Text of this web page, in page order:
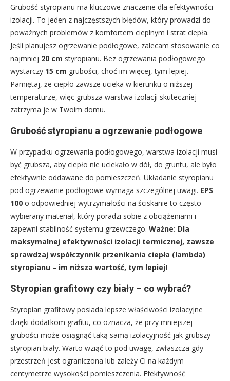
Grubość styropianu ma kluczowe znaczenie dla efektywności
izolacji. To jeden z najczęstszych błędów, który prowadzi do
poważnych problemów z komfortem cieplnym i strat ciepła.
Jeśli planujesz ogrzewanie podłogowe, zalecam stosowanie co
najmniej 20 cm styropianu. Bez ogrzewania podłogowego
wystarczy 15 cm grubości, choć im więcej, tym lepiej.
Pamiętaj, że ciepło zawsze ucieka w kierunku o niższej
temperaturze, więc grubsza warstwa izolacji skuteczniej
zatrzyma je w Twoim domu.
Grubość styropianu a ogrzewanie podłogowe
W przypadku ogrzewania podłogowego, warstwa izolacji musi
być grubsza, aby ciepło nie uciekało w dół, do gruntu, ale było
efektywnie oddawane do pomieszczeń. Układanie styropianu
pod ogrzewanie podłogowe wymaga szczególnej uwagi. EPS
100 o odpowiedniej wytrzymałości na ściskanie to często
wybierany materiał, który poradzi sobie z obciążeniami i
zapewni stabilność systemu grzewczego. Ważne: Dla
maksymalnej efektywności izolacji termicznej, zawsze
sprawdzaj współczynnik przenikania ciepła (lambda)
styropianu – im niższa wartość, tym lepiej!
Styropian grafitowy czy biały – co wybrać?
Styropian grafitowy posiada lepsze właściwości izolacyjne
dzięki dodatkom grafitu, co oznacza, że przy mniejszej
grubości może osiągnąć taką samą izolacyjność jak grubszy
styropian biały. Warto wziąć to pod uwagę, zwłaszcza gdy
przestrzeń jest ograniczona lub zależy Ci na każdym
centymetrze wysokości pomieszczenia. Efektywność